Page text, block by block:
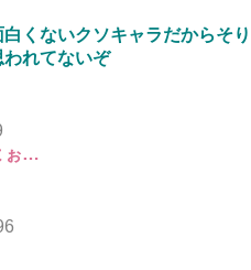
くないクソキャラだからそ
れてないぞ
ぉ…